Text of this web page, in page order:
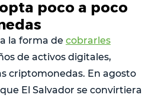
poco a poco
la forma de cobrarles
de activos digitales,
criptomonedas. En agosto
El Salvador se convirtiera